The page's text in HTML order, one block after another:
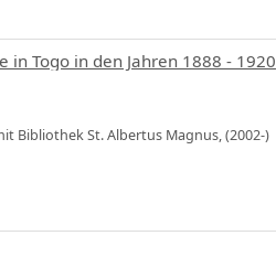
in Togo in den Jahren 1888 - 1920
Bibliothek St. Albertus Magnus, (2002-)